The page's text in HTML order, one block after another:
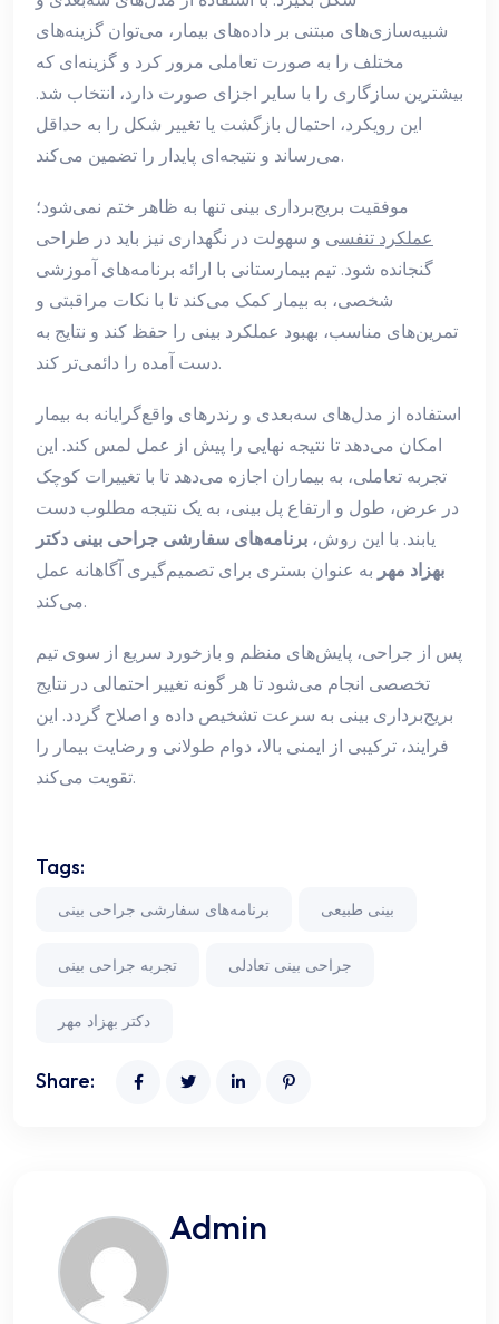
شبیه‌سازی‌های مبتنی بر داده‌های بیمار، می‌توان گزینه‌های
مختلف را به صورت تعاملی مرور کرد و گزینه‌ای که
بیشترین سازگاری را با سایر اجزای صورت دارد، انتخاب شد.
این رویکرد، احتمال بازگشت یا تغییر شکل را به حداقل
می‌رساند و نتیجه‌ای پایدار را تضمین می‌کند.
موفقیت بریج‌برداری بینی تنها به ظاهر ختم نمی‌شود؛
عملکرد تنفسی و سهولت در نگهداری نیز باید در طراحی
گنجانده شود. تیم بیمارستانی با ارائه برنامه‌های آموزشی
شخصی، به بیمار کمک می‌کند تا با نکات مراقبتی و
تمرین‌های مناسب، بهبود عملکرد بینی را حفظ کند و نتایج به
دست آمده را دائمی‌تر کند.
استفاده از مدل‌های سه‌بعدی و رندرهای واقع‌گرایانه به بیمار
امکان می‌دهد تا نتیجه نهایی را پیش از عمل لمس کند. این
تجربه تعاملی، به بیماران اجازه می‌دهد تا با تغییرات کوچک
در عرض، طول و ارتفاع پل بینی، به یک نتیجه مطلوب دست
یابند. با این روش، برنامه‌های سفارشی جراحی بینی دکتر
بهزاد مهر به عنوان بستری برای تصمیم‌گیری آگاهانه عمل
می‌کند.
پس از جراحی، پایش‌های منظم و بازخورد سریع از سوی تیم
تخصصی انجام می‌شود تا هر گونه تغییر احتمالی در نتایج
بریج‌برداری بینی به سرعت تشخیص داده و اصلاح گردد. این
فرایند، ترکیبی از ایمنی بالا، دوام طولانی و رضایت بیمار را
تقویت می‌کند.
Tags:
برنامه‌های سفارشی جراحی بینی بینی طبیعی
تجربه جراحی بینی جراحی بینی تعادلی
دکتر بهزاد مهر
Share:
Admin